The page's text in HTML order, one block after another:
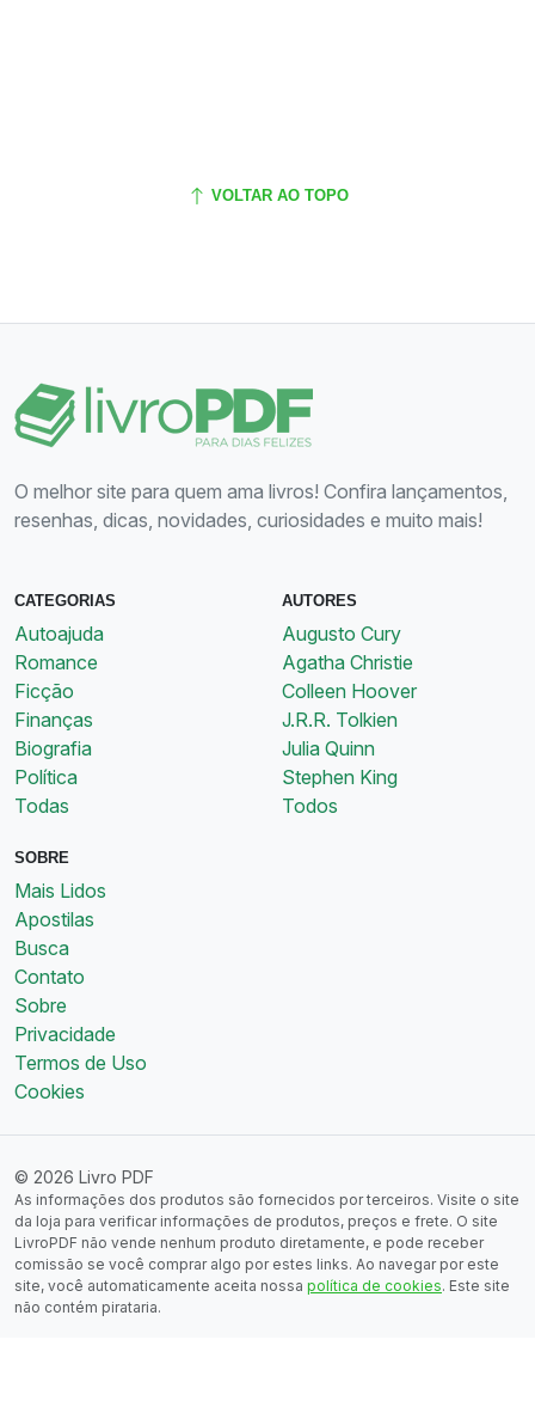
VOLTAR AO TOPO
O melhor site para quem ama livros! Confira lançamentos,
resenhas, dicas, novidades, curiosidades e muito mais!
CATEGORIAS
Autoajuda
Romance
Ficção
Finanças
Biografia
Política
Todas
AUTORES
Augusto Cury
Agatha Christie
Colleen Hoover
J.R.R. Tolkien
Julia Quinn
Stephen King
Todos
SOBRE
Mais Lidos
Apostilas
Busca
Contato
Sobre
Privacidade
Termos de Uso
Cookies
© 2026 Livro PDF
As informações dos produtos são fornecidos por terceiros. Visite o site
da loja para verificar informações de produtos, preços e frete. O site
LivroPDF não vende nenhum produto diretamente, e pode receber
comissão se você comprar algo por estes links. Ao navegar por este
site, você automaticamente aceita nossa política de cookies. Este site
não contém pirataria.